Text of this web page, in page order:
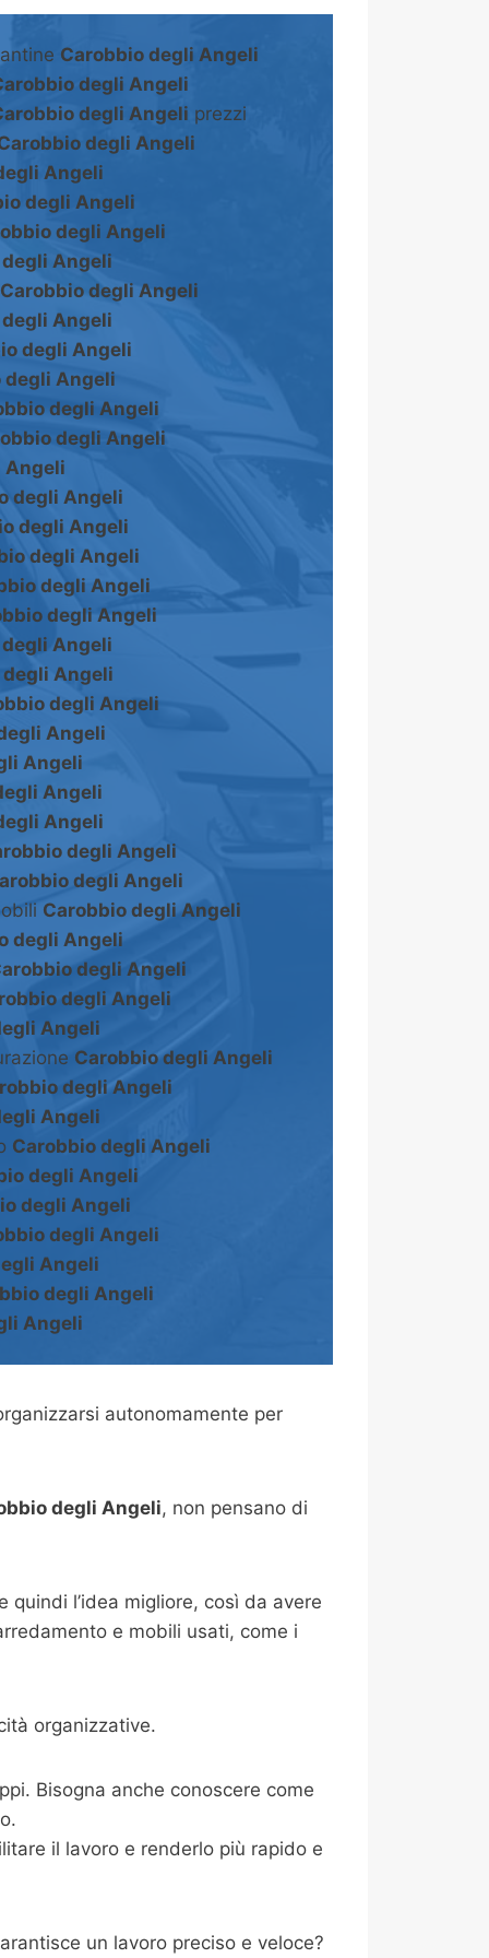
Carobbio degli Angeli
degli Angeli
degli Angeli prezzi
degli Angeli
Angeli
degli Angeli
degli Angeli
Angeli
Carobbio degli Angeli
Angeli
degli Angeli
degli Angeli
degli Angeli
degli Angeli
Angeli
degli Angeli
degli Angeli
degli Angeli
degli Angeli
degli Angeli
Angeli
Angeli
degli Angeli
Angeli
Angeli
Angeli
Angeli
degli Angeli
degli Angeli
Carobbio degli Angeli
degli Angeli
degli Angeli
degli Angeli
Angeli
Carobbio degli Angeli
degli Angeli
Angeli
Carobbio degli Angeli
degli Angeli
degli Angeli
degli Angeli
Angeli
degli Angeli
Angeli
autonomamente per
degli Angeli, non pensano di
quindi l’idea migliore, così da avere
e mobili usati, come i
organizzative.
Bisogna anche conoscere come
il lavoro e renderlo più rapido e
un lavoro preciso e veloce?